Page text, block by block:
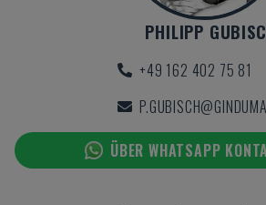
PHILIPP
+49 162 402 75 81
ÜBER WHATSAPP